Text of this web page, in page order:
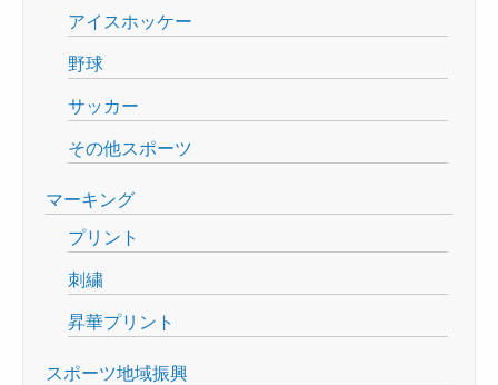
アイスホッケー
野球
サッカー
その他スポーツ
マーキング
プリント
刺繍
昇華プリント
スポーツ地域振興